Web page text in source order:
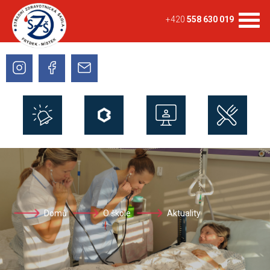
+420 558 630 019
Domů O škole Aktuality